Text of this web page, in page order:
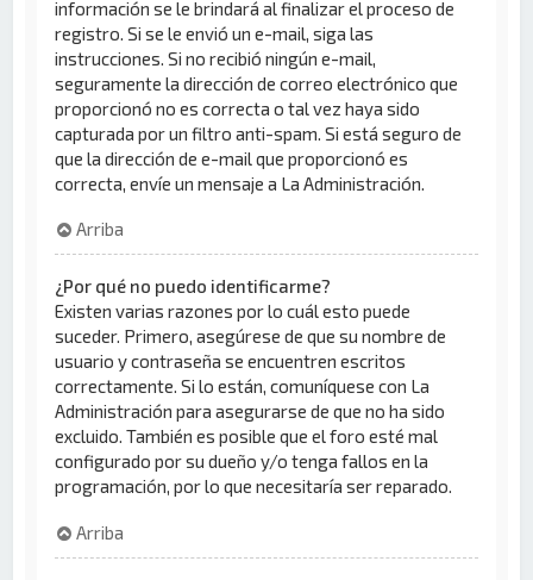
información se le brindará al finalizar el proceso de
registro. Si se le envió un e-mail, siga las
instrucciones. Si no recibió ningún e-mail,
seguramente la dirección de correo electrónico que
proporcionó no es correcta o tal vez haya sido
capturada por un filtro anti-spam. Si está seguro de
que la dirección de e-mail que proporcionó es
correcta, envíe un mensaje a La Administración.
Arriba
¿Por qué no puedo identificarme?
Existen varias razones por lo cuál esto puede
suceder. Primero, asegúrese de que su nombre de
usuario y contraseña se encuentren escritos
correctamente. Si lo están, comuníquese con La
Administración para asegurarse de que no ha sido
excluido. También es posible que el foro esté mal
configurado por su dueño y/o tenga fallos en la
programación, por lo que necesitaría ser reparado.
Arriba